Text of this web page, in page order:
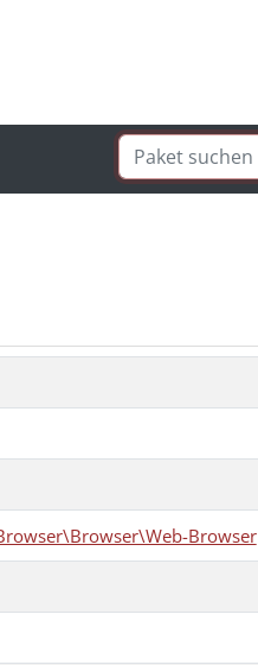
Browser